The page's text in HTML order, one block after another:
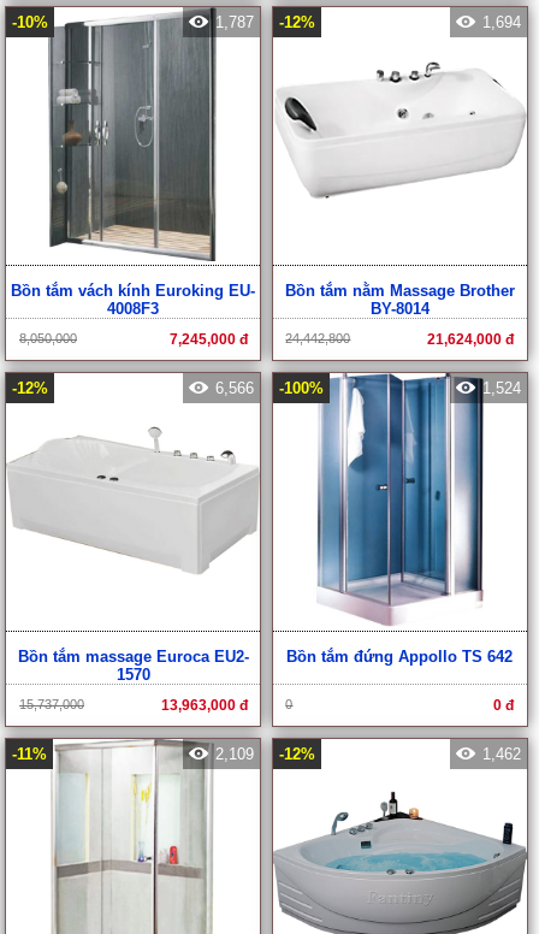
-10% 1,787
Bồn tắm vách kính Euroking EU-
4008F3
8,050,000 7,245,000 đ
-12% 1,694
Bồn tắm nằm Massage Brother
BY-8014
24,442,800 21,624,000 đ
-12% 6,566
Bồn tắm massage Euroca EU2-
1570
15,737,000 13,963,000 đ
-100% 1,524
Bồn tắm đứng Appollo TS 642
0 0 đ
-11% 2,109 -12% 1,462